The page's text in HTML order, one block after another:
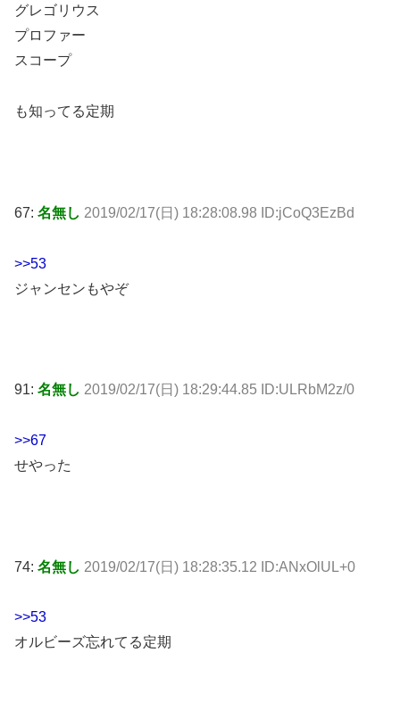
グレゴリウス
プロファー
スコープ
も知ってる定期
67: 名無し 2019/02/17(日) 18:28:08.98 ID:jCoQ3EzBd
>>53
ジャンセンもやぞ
91: 名無し 2019/02/17(日) 18:29:44.85 ID:ULRbM2z/0
>>67
せやった
74: 名無し 2019/02/17(日) 18:28:35.12 ID:ANxOlUL+0
>>53
オルビーズ忘れてる定期